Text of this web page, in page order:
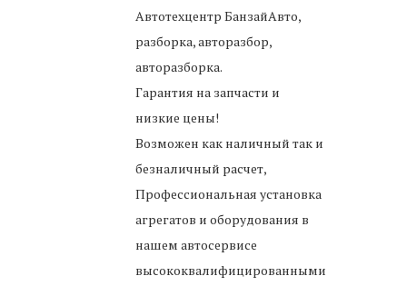
Автотехцентр БанзайАвто,
разборка, авторазбор,
авторазборка.
Гарантия на запчасти и
низкие цены!
Возможен как наличный так и
безналичный расчет,
Профессиональная установка
агрегатов и оборудования в
нашем автосервисе
высококвалифицированными